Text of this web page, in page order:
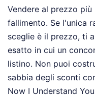
Vendere al prezzo
fallimento. Se l'unica
sceglie è il prezzo, ti
esatto in cui un
listino. Non puoi
sabbia degli sconti
Now I Understand